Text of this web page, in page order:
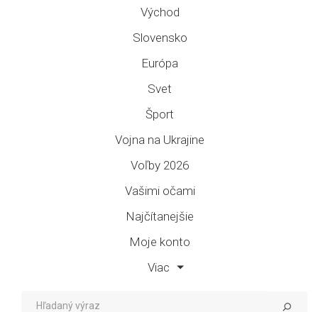
Východ
Slovensko
Európa
Svet
Šport
Vojna na Ukrajine
Voľby 2026
Vašimi očami
Najčítanejšie
Moje konto
Viac